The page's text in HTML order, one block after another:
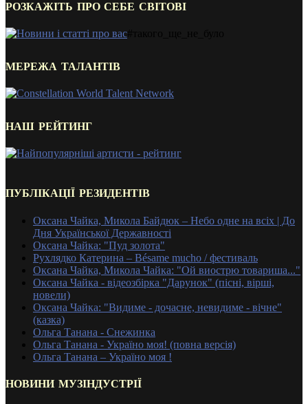
РОЗКАЖІТЬ ПРО СЕБЕ СВІТОВІ
МЕРЕЖА ТАЛАНТІВ
НАШ РЕЙТИНГ
ПУБЛІКАЦІЇ РЕЗИДЕНТІВ
Оксана Чайка, Микола Байдюк – Небо одне на всіх | До
Дня Української Державності
Оксана Чайка: "Пуд золота"
Рухлядко Катерина – Bésame mucho / фестиваль
Оксана Чайка, Микола Чайка: "Ой виострю товариша..."
Оксана Чайка - відеозбірка "Дарунок" (пісні, вірші,
новели)
Оксана Чайка: "Видиме - дочасне, невидиме - вічне"
(казка)
Ольга Танана - Снежинка
Ольга Танана - Україно моя! (повна версія)
Ольга Танана – Україно моя !
НОВИНИ МУЗІНДУСТРІЇ